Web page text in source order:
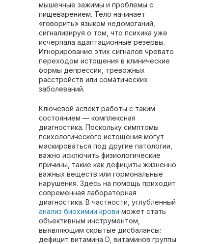
мышечные зажимы и проблемы с
пищеварением. Тело начинает
«говорить» языком недомоганий,
сигнализируя о том, что психика уже
исчерпала адаптационные резервы.
Игнорирование этих сигналов чревато
переходом истощения в клинические
формы депрессии, тревожных
расстройств или соматических
заболеваний.
Ключевой аспект работы с таким
состоянием — комплексная
диагностика. Поскольку симптомы
психологического истощения могут
маскироваться под другие патологии,
важно исключить физиологические
причины, такие как дефициты жизненно
важных веществ или гормональные
нарушения. Здесь на помощь приходит
современная лабораторная
диагностика. В частности, углубленный
анализ биохимии крови может стать
объективным инструментом,
выявляющим скрытые дисбалансы:
дефицит витамина D, витаминов группы